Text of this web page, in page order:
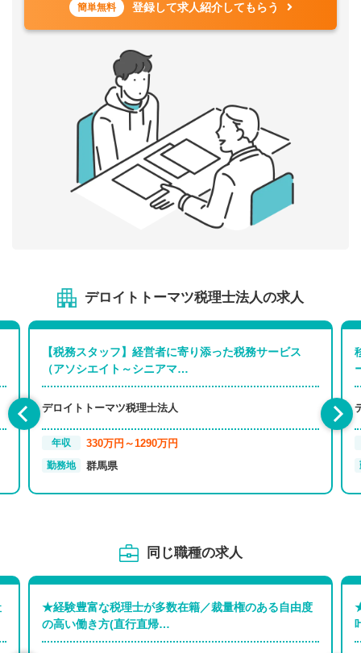
簡単無料 登録して求人紹介してもらう
デロイトトーマツ税理士法人の求人
【税務スタッフ】経営者に寄り添った税務サービス
（アソシエイト～シニアマ…
デロイトトーマツ税理士法人
年収 330万円～1290万円
勤務地 群馬県
同じ職種の求人
★経験豊富な税理士が多数在籍／裁量権のある自由度
の高い働き方(直行直帰…